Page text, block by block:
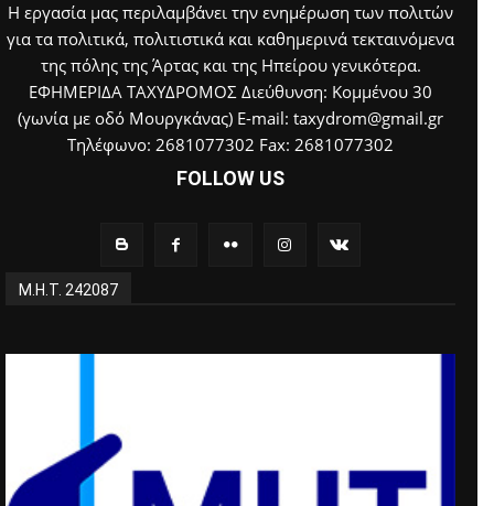
Η εργασία μας περιλαμβάνει την ενημέρωση των πολιτών
για τα πολιτικά, πολιτιστικά και καθημερινά τεκταινόμενα
της πόλης της Άρτας και της Ηπείρου γενικότερα.
ΕΦΗΜΕΡΙΔΑ ΤΑΧΥΔΡΟΜΟΣ Διεύθυνση: Κομμένου 30
(γωνία με οδό Μουργκάνας) E-mail: taxydrom@gmail.gr
Τηλέφωνο: 2681077302 Fax: 2681077302
FOLLOW US
Μ.Η.Τ. 242087